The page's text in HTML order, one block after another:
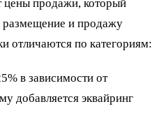
цены продажи, который
размещение и продажу
отличаются по категориям:
в зависимости от
добавляется эквайринг